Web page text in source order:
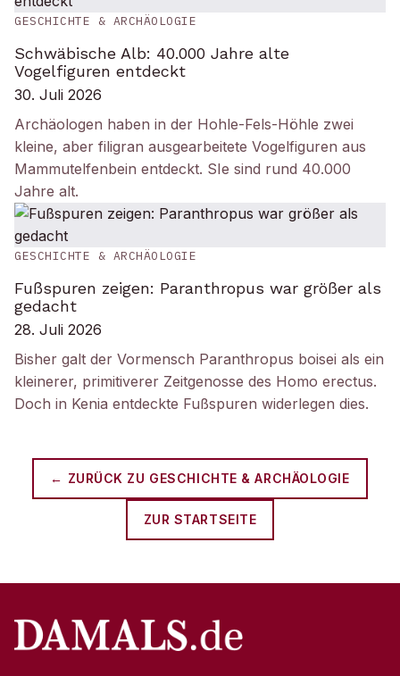
GESCHICHTE & ARCHÄOLOGIE
Schwäbische Alb: 40.000 Jahre alte
Vogelfiguren entdeckt
30. Juli 2026
Archäologen haben in der Hohle-Fels-Höhle zwei
kleine, aber filigran ausgearbeitete Vogelfiguren aus
Mammutelfenbein entdeckt. SIe sind rund 40.000
Jahre alt.
GESCHICHTE & ARCHÄOLOGIE
Fußspuren zeigen: Paranthropus war größer als
gedacht
28. Juli 2026
Bisher galt der Vormensch Paranthropus boisei als ein
kleinerer, primitiverer Zeitgenosse des Homo erectus.
Doch in Kenia entdeckte Fußspuren widerlegen dies.
← ZURÜCK ZU GESCHICHTE & ARCHÄOLOGIE
ZUR STARTSEITE